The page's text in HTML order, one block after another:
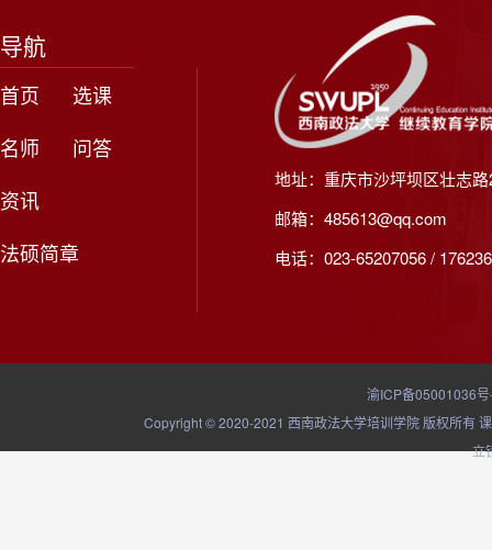
导航
首页
选课
名师
问答
资讯
法硕简章
地址：重庆市沙坪坝区壮志
邮箱：485613@qq.com
电话：023-65207056 /
渝ICP备05001036
Copyright © 2020-2021 西南政法大学培训学院 版权所有
立